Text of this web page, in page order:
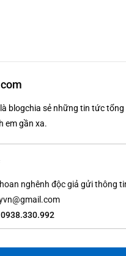
blogchia sẻ những tin tức tổng
em gần xa.
nghênh độc giả gửi thông